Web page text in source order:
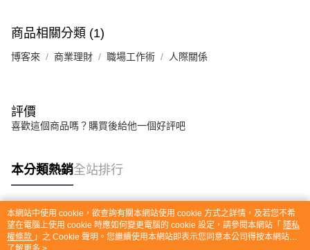
商品相關分類 (1)
博客來 商業理財 職場工作術 人際關係
評價
喜歡這個商品嗎？購買後給他一個好評吧
本分類熱銷全站排行
熱門標籤
本網站中使用 cookie，欲查詢有關本網站使用 cookie 方式之詳情，及若您不希
望在電腦上使用 cookie 時應如何變更電腦的 cookie 設定，請參閱本網站「 隱私
權條款 」之 Cookie 聲明。您繼續使用本網站即表示您同意本公司得按本網站使